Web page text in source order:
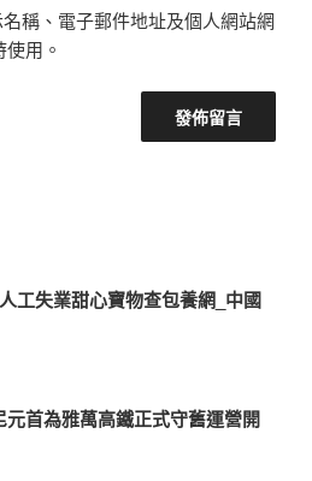
稱、電子郵件地址及個人網站網
用。
工失業甜心寶物查包養網_中國
首為雅萬高鐵正式守舊運營開